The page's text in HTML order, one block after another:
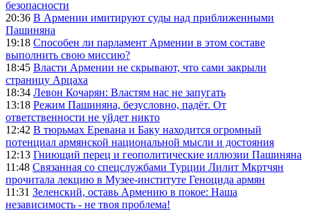
безопасности
20:36 В Армении имитируют суды над приближенными
Пашиняна
19:18 Способен ли парламент Армении в этом составе
выполнить свою миссию?
18:45 Власти Армении не скрывают, что сами закрыли
страницу Арцаха
18:34 Левон Кочарян: Властям нас не запугать
13:18 Режим Пашиняна, безусловно, падёт. От
ответственности не уйдет никто
12:42 В тюрьмах Еревана и Баку находится огромный
потенциал армянской национальной мысли и достояния
12:13 Гниющий перец и геополитические иллюзии Пашиняна
11:48 Связанная со спецслужбами Турции Лилит Мкртчян
прочитала лекцию в Музее-институте Геноцида армян
11:31 Зеленский, оставь Армению в покое: Наша
независимость - не твоя проблема!